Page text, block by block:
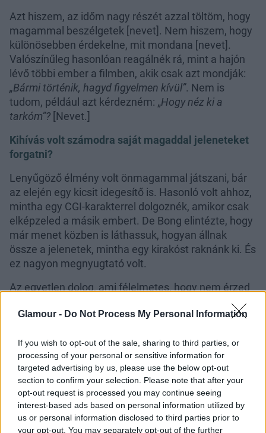
Glamour - Do Not Process My Personal Information
If you wish to opt-out of the sale, sharing to third parties, or
processing of your personal or sensitive information for
targeted advertising by us, please use the below opt-out
section to confirm your selection. Please note that after your
opt-out request is processed you may continue seeing
interest-based ads based on personal information utilized by
us or personal information disclosed to third parties prior to
your opt-out. You may separately opt-out of the further
Azt hiszem, az időm nagy részét azzal töltöm, hogy
magammal beszélgetek [nevet]. Nem hiszem, hogy
különösebben érdekelne, mit mondana [nevet].
Valószínűleg hasonlóan reagálnék rá, mint a hajón
lévő többi ember a filmben, akik csak azt mondják:
„Bármi történik, hagyd figyelmen kívül”. Nem is
tudom, például azt kérdezném: „Hogy néz ki a
tarkóm”? [Nevet.]
Kihívás volt számodra saját magaddal jeleneteket
forgatni?
Lenyűgöző élmény volt önmagammal játszani, bár
az elején egy kicsit idegesítő is. Hasonló volt ahhoz,
mintha egy CGI-karakterrel dolgoznék, amikor csak
elképzeled a másik embert. De Bong elintézte, hogy
már menet közben is láthassuk, hogyan állnak
össze a jelenetek, mintha egy kirakóst raknánk ki. És
ez nagyon megnyugtató volt.
Az egyetlen dolog, ami félelmetes, hogy nem érzed
a jelenet ritmusát, mert nyilvánvalóan egyszerre
csak az egyik felét tudod leforgatni, aztán csak
volt. Nagyon izgalmas volt látni a végeredményt.